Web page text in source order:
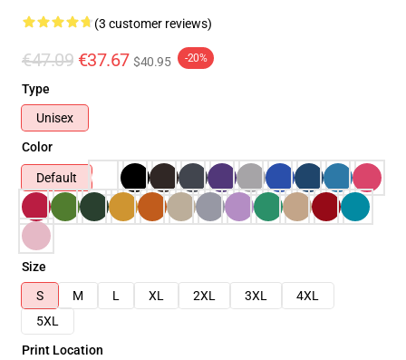
(3 customer reviews)
€47.09 €37.67 $40.95 -20%
Type
Unisex
Color
Default
Size
S
M L XL 2XL 3XL
4XL
5XL
Print Location